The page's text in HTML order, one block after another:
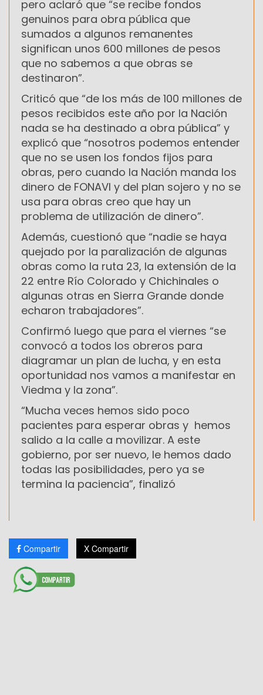
pero aclaró que “se recibe fondos
genuinos para obra pública que
sumados a algunos remanentes
significan unos 600 millones de pesos
que no sabemos a que obras se
destinaron”.
Criticó que “de los más de 100 millones de
pesos recibidos este año por la Nación
nada se ha destinado a obra pública” y
explicó que “nosotros podemos entender
que no se usen los fondos fijos para
obras, pero cuando la Nación manda los
dinero de FONAVI y del plan sojero y no se
usa para obras creo que hay un
problema de utilización de dinero”.
Además, cuestionó que “nadie se haya
quejado por la paralización de algunas
obras como la ruta 23, la extensión de la
22 entre Río Colorado y Chichinales o
algunas otras en Sierra Grande donde
echaron trabajadores”.
Confirmó luego que para el viernes “se
convocó a todos los obreros para
diagramar un plan de lucha, y en esta
oportunidad nos vamos a manifestar en
Viedma y la zona”.
“Mucha veces hemos sido poco
pacientes para esperar obras y hemos
salido a la calle a movilizar. A este
gobierno, por ser nuevo, le hemos dado
todas las posibilidades, pero ya se
termina la paciencia”, finalizó
Compartir X Compartir